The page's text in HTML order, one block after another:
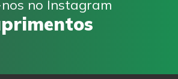
no Instagram